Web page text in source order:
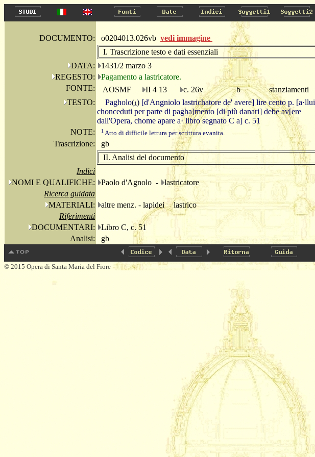
DOCUMENTO: o0204013.026vb vedi immagine
I. Trascrizione testo e dati essenziali
DATA:
1431/2 marzo 3
REGESTO:
Pagamento a lastricatore.
FONTE:
AOSMF II 4 13 c. 26v b
stanziamenti
TESTO:
Pagholo(1) [d'Angniolo lastrichatore de' avere] lire cento p. [a·llui
chonceduti per parte di pagha]mento [di più danari] debe av[ere
dall'Opera, chome apare a· libro segnato C a] c. 51
NOTE:
1 Atto di difficile lettura per scrittura evanita.
Trascrizione:
gb
II. Analisi del documento
Indici
NOMI E QUALIFICHE:
Paolo d'Agnolo -
lastricatore
Ricerca guidata
MATERIALI:
altre menz. - lapidei
lastrico
Riferimenti
DOCUMENTARI:
Libro C, c. 51
Analisi:
gb
© 2015 Opera di Santa Maria del Fiore